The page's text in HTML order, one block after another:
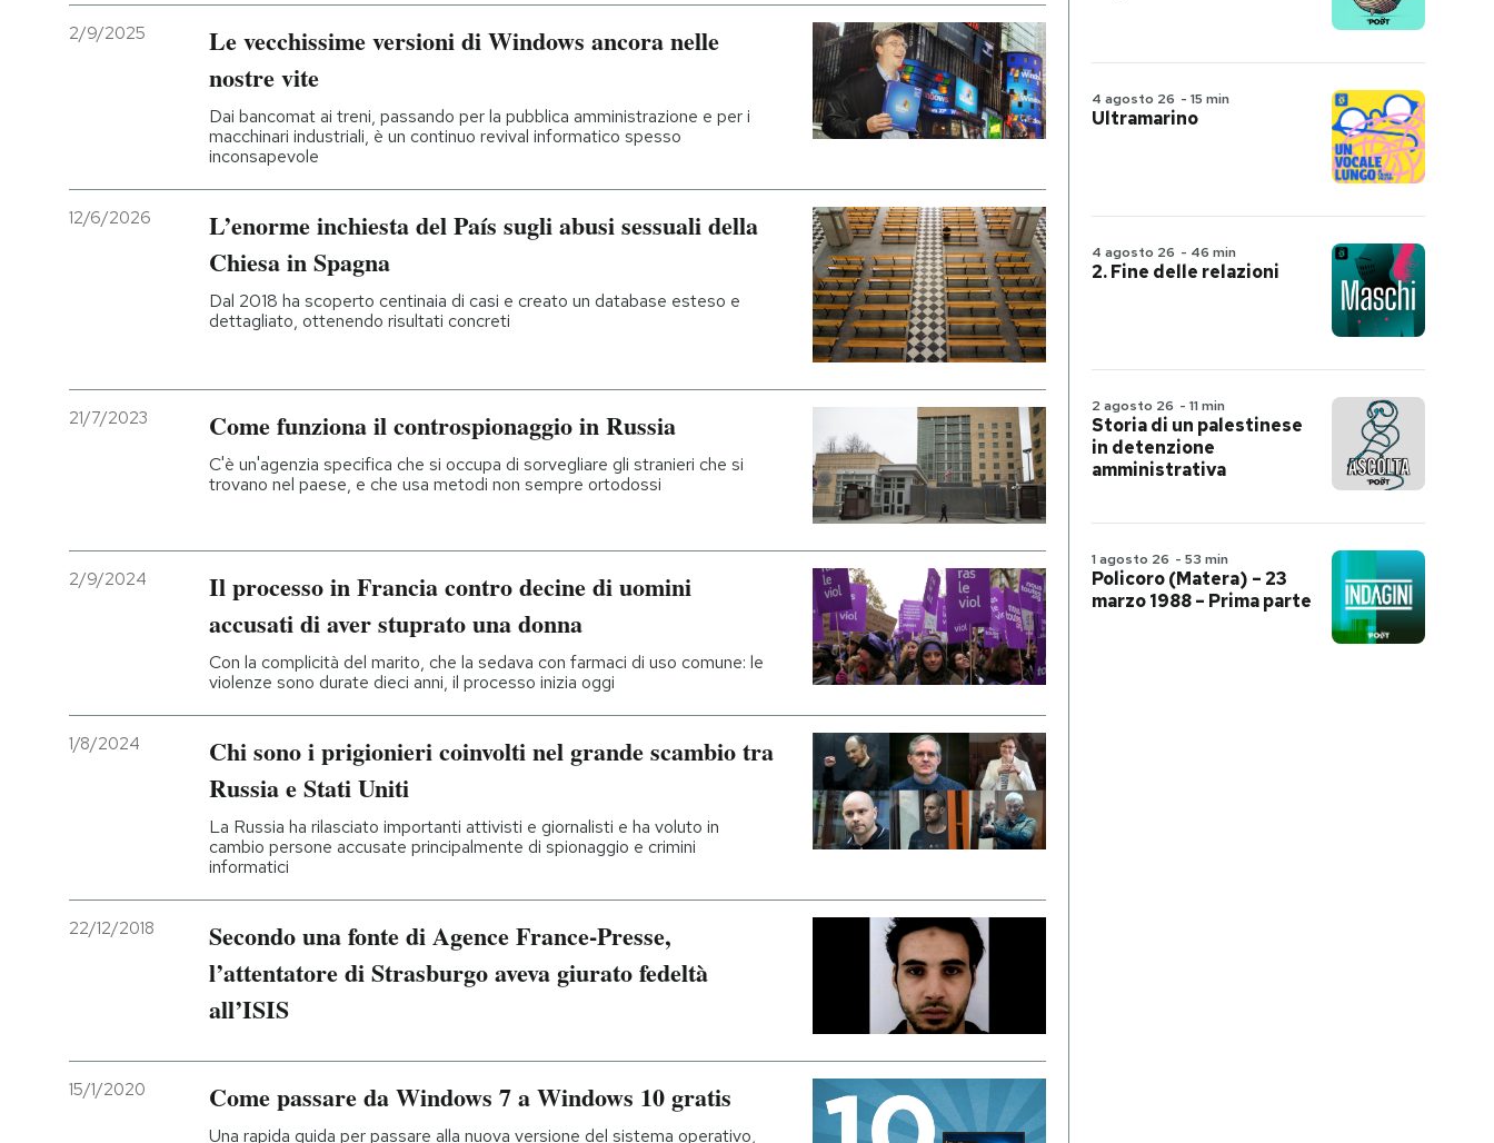
2/9/2025
Le vecchissime versioni di Windows ancora nelle
nostre vite
Dai bancomat ai treni, passando per la pubblica amministrazione e per i
macchinari industriali, è un continuo revival informatico spesso
inconsapevole
12/6/2026
L’enorme inchiesta del País sugli abusi sessuali della
Chiesa in Spagna
Dal 2018 ha scoperto centinaia di casi e creato un database esteso e
dettagliato, ottenendo risultati concreti
21/7/2023 Come funziona il controspionaggio in Russia
C'è un'agenzia specifica che si occupa di sorvegliare gli stranieri che si
trovano nel paese, e che usa metodi non sempre ortodossi
2/9/2024
Il processo in Francia contro decine di uomini
accusati di aver stuprato una donna
Con la complicità del marito, che la sedava con farmaci di uso comune: le
violenze sono durate dieci anni, il processo inizia oggi
1/8/2024
Chi sono i prigionieri coinvolti nel grande scambio tra
Russia e Stati Uniti
La Russia ha rilasciato importanti attivisti e giornalisti e ha voluto in
cambio persone accusate principalmente di spionaggio e crimini
informatici
22/12/2018
Secondo una fonte di Agence France-Presse,
l’attentatore di Strasburgo aveva giurato fedeltà
all’ISIS
15/1/2020 Come passare da Windows 7 a Windows 10 gratis
Una rapida guida per passare alla nuova versione del sistema operativo,
4 agosto 26 - 15 min
Ultramarino
4 agosto 26 - 46 min
2. Fine delle relazioni
2 agosto 26 - 11 min
Storia di un palestinese
in detenzione
amministrativa
1 agosto 26 - 53 min
Policoro (Matera) – 23
marzo 1988 – Prima parte